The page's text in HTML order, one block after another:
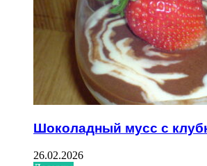
Шоколадный мусс с
26.02.2026